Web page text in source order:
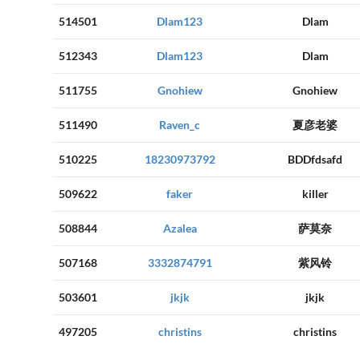
514501 Dlam123 Dlam
512343 Dlam123 Dlam
511755 Gnohiew Gnohiew
511490 Raven_c 夏彦老婆
510225 18230973792 BDDfdsafd
509622 faker killer
508844 Azalea 萨莫奈
507168 3332874791 紫风铃
503601 jkjk jkjk
497205 christins christins